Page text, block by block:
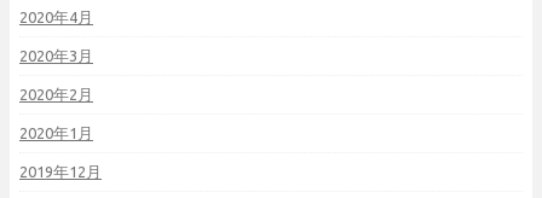
2020年4月
2020年3月
2020年2月
2020年1月
2019年12月